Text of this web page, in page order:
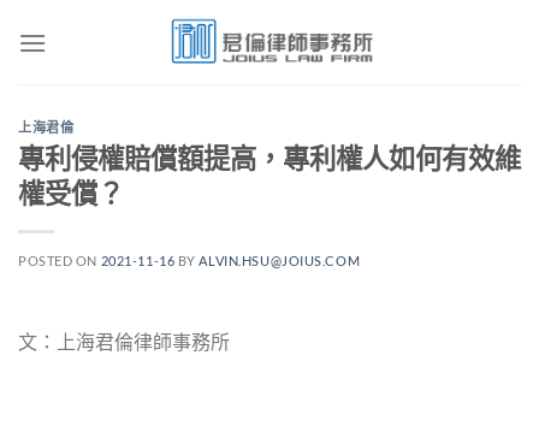
上海君倫
專利侵權賠償額提高，專利權人如何有效維
權受償？
POSTED ON 2021-11-16 BY ALVIN.HSU@JOIUS.COM
文：上海君倫律師事務所